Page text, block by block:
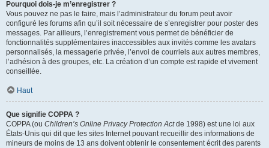
Pourquoi dois-je m’enregistrer ?
Vous pouvez ne pas le faire, mais l’administrateur du forum peut avoir
configuré les forums afin qu’il soit nécessaire de s’enregistrer pour poster des
messages. Par ailleurs, l’enregistrement vous permet de bénéficier de
fonctionnalités supplémentaires inaccessibles aux invités comme les avatars
personnalisés, la messagerie privée, l’envoi de courriels aux autres membres,
l’adhésion à des groupes, etc. La création d’un compte est rapide et vivement
conseillée.
Haut
Que signifie COPPA ?
COPPA (ou Children’s Online Privacy Protection Actde 1998) est une loi aux
États-Unis qui dit que les sites Internet pouvant recueillir des informations de
mineurs de moins de 13 ans doivent obtenir le consentement écrit des parents